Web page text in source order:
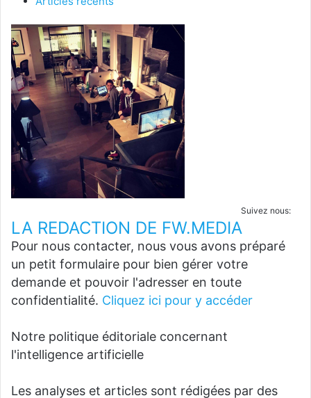
Suivez nous:
LA REDACTION DE FW.MEDIA
Pour nous contacter, nous vous avons préparé
un petit formulaire pour bien gérer votre
demande et pouvoir l'adresser en toute
confidentialité. Cliquez ici pour y accéder
Notre politique éditoriale concernant
l'intelligence artificielle
Les analyses et articles sont rédigées par des